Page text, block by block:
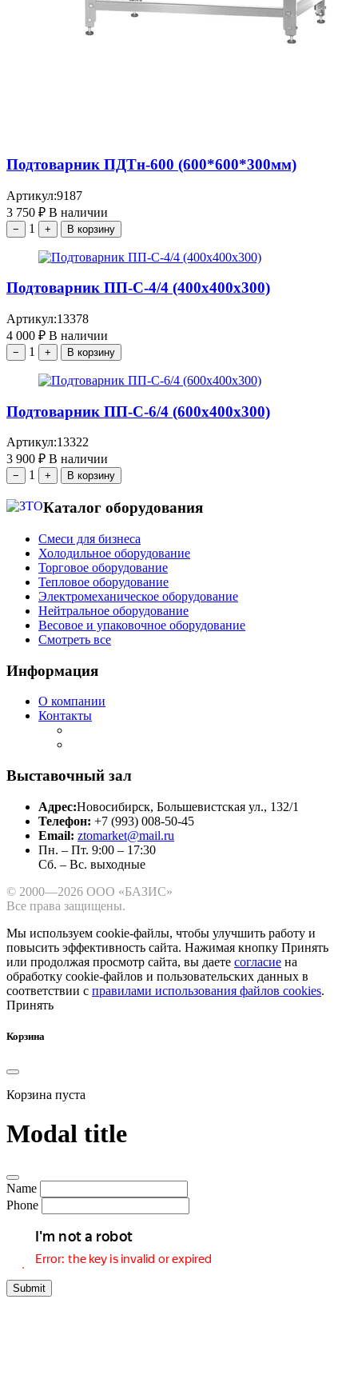
Подтоварник ПДТн-600 (600*600*300мм)
Артикул:9187
3 750 ₽ В наличии
− 1 + В корзину
Подтоварник ПП-С-4/4 (400х400х300)
Артикул:13378
4 000 ₽ В наличии
− 1 + В корзину
Подтоварник ПП-С-6/4 (600х400х300)
Артикул:13322
3 900 ₽ В наличии
− 1 + В корзину
Каталог оборудования
Смеси для бизнеса
Холодильное оборудование
Торговое оборудование
Тепловое оборудование
Электромеханическое оборудование
Нейтральное оборудование
Весовое и упаковочное оборудование
Смотреть все
Информация
О компании
Контакты
Выставочный зал
Адрес:Новосибирск, Большевистская ул., 132/1
Телефон: +7 (993) 008-50-45
Email: ztomarket@mail.ru
Пн. – Пт. 9:00 – 17:30
Сб. – Вс. выходные
© 2000—2026 ООО «БАЗИС»
Все права защищены.
Мы используем cookie-файлы, чтобы улучшить работу и
повысить эффективность сайта. Нажимая кнопку Принять
или продолжая просмотр сайта, вы даете согласие на
обработку cookie-файлов и пользовательских данных в
соответствии с правилами использования файлов cookies.
Принять
Корзина
Корзина пуста
Modal title
Name
Phone
Submit